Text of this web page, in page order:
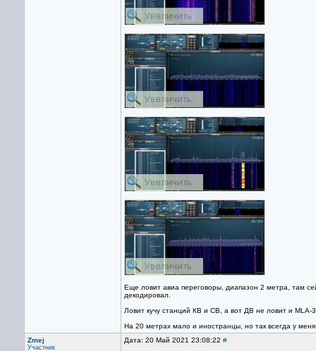
Еще ловит авиа переговоры, диапазон 2 метра, там
декодировал.
Ловит кучу станций КВ и СВ, а вот ДВ не ловит и
На 20 метрах мало и иностранцы, но так всегда у
Zmej
Участник
Дата: 20 Май 2021 23:08:22 #